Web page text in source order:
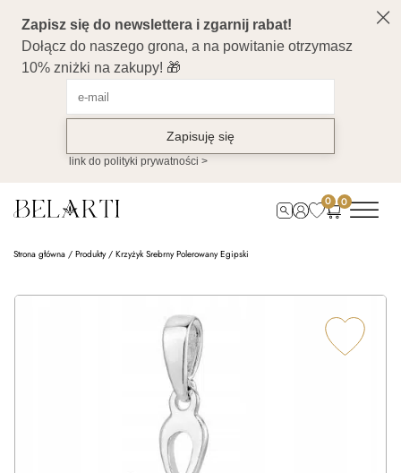
0 0
Strona główna / Produkty/ Krzyżyk Srebrny Polerowany Egipski